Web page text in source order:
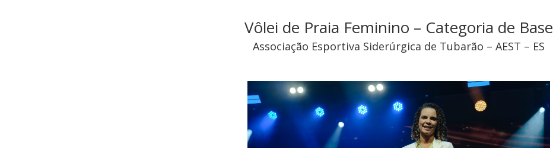
Vôlei de Praia Feminino – Categoria de Base
Associação Esportiva Siderúrgica de Tubarão – AEST – ES